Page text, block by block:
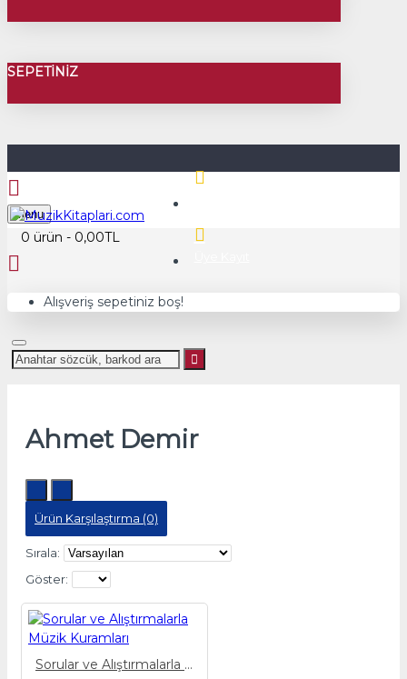
SEPETINIZ
Menu
0 ürün - 0,00TL
Alışveriş sepetiniz boş!
Ahmet Demir
Ürün Karşılaştırma (0)
Sırala:
Göster:
Sorular ve Alıştırmalarla Müzik Kuramları